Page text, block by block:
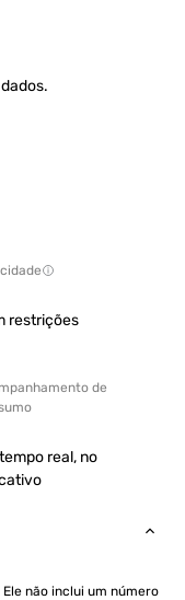
restrições
de
real, no
Ele não inclui um número